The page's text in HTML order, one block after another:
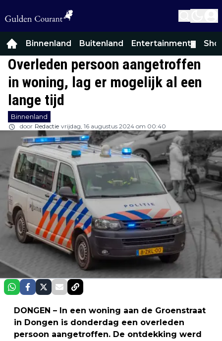
Binnenland Buitenland Entertainment
Overleden persoon aangetroffen
in woning, lag er mogelijk al een
lange tijd
Binnenland
door Redactie vrijdag, 16 augustus 2024 om 00:40
DONGEN – In een woning aan de Groenstraat
in Dongen is donderdag een overleden
persoon aangetroffen. De ontdekking werd